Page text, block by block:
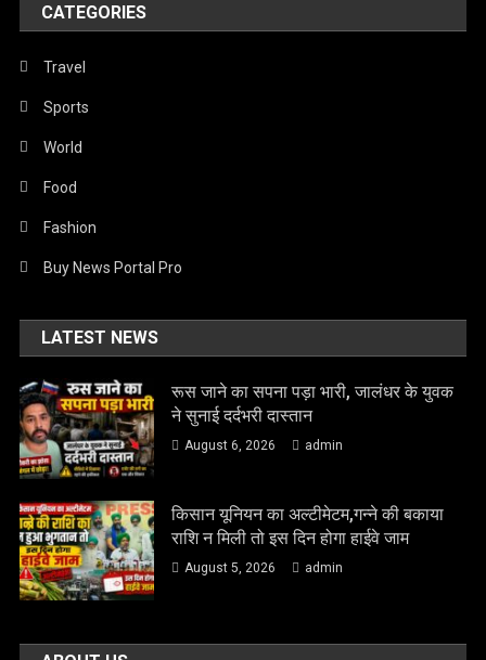
CATEGORIES
Travel
Sports
World
Food
Fashion
Buy News Portal Pro
LATEST NEWS
रूस जाने का सपना पड़ा भारी, जालंधर के युवक
ने सुनाई दर्दभरी दास्तान
August 6, 2026 admin
किसान यूनियन का अल्टीमेटम,गन्ने की बकाया
राशि न मिली तो इस दिन होगा हाईवे जाम
August 5, 2026 admin